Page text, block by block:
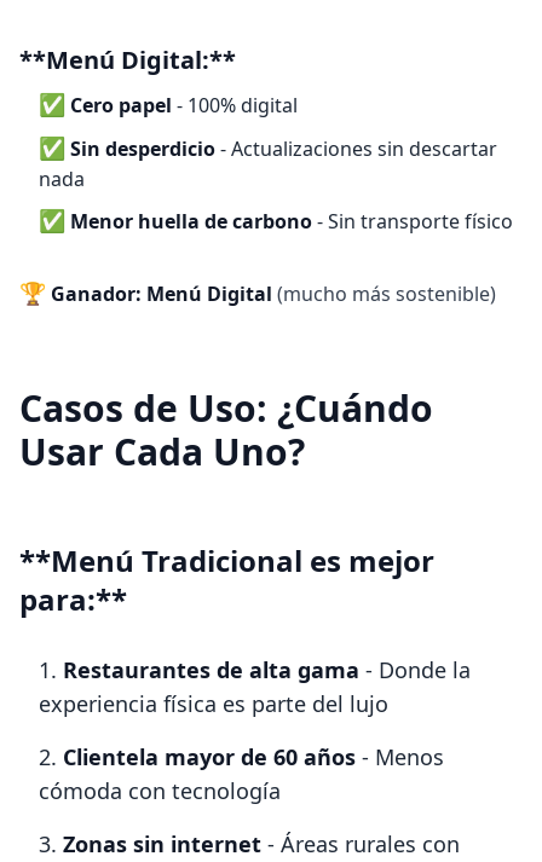
**Menú Digital:**
✅ Cero papel - 100% digital
✅ Sin desperdicio- Actualizaciones sin descartar
nada
✅ Menor huella de carbono- Sin transporte físico
🏆 Ganador: Menú Digital (mucho más sostenible)
Casos de Uso: ¿Cuándo
Usar Cada Uno?
**Menú Tradicional es mejor
para:**
Restaurantes de alta gama - Donde la
experiencia física es parte del lujo
Clientela mayor de 60 años - Menos
cómoda con tecnología
Zonas sin internet - Áreas rurales con